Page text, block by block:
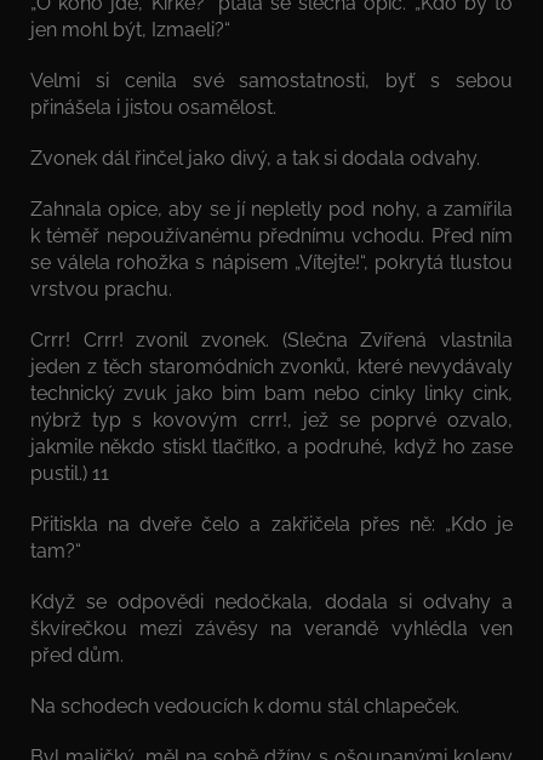
jen mohl být, Izmaeli?“
Velmi si cenila své samostatnosti, byť s sebou
přinášela i jistou osamělost.
Zvonek dál řinčel jako divý, a tak si dodala odvahy.
Zahnala opice, aby se jí nepletly pod nohy, a zamířila
k téměř nepoužívanému přednímu vchodu. Před ním
se válela rohožka s nápisem „Vítejte!“, pokrytá tlustou
vrstvou prachu.
Crrr! Crrr! zvonil zvonek. (Slečna Zvířená vlastnila
jeden z těch staromódních zvonků, které nevydávaly
technický zvuk jako bim bam nebo cinky linky cink,
nýbrž typ s kovovým crrr!, jež se poprvé ozvalo,
jakmile někdo stiskl tlačítko, a podruhé, když ho zase
pustil.) 11
Přitiskla na dveře čelo a zakřičela přes ně: „Kdo je
tam?“
Když se odpovědi nedočkala, dodala si odvahy a
škvírečkou mezi závěsy na verandě vyhlédla ven
před dům.
Na schodech vedoucích k domu stál chlapeček.